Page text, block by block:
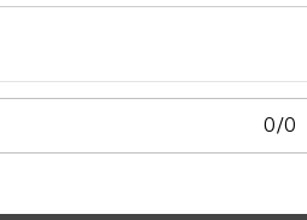
0/0